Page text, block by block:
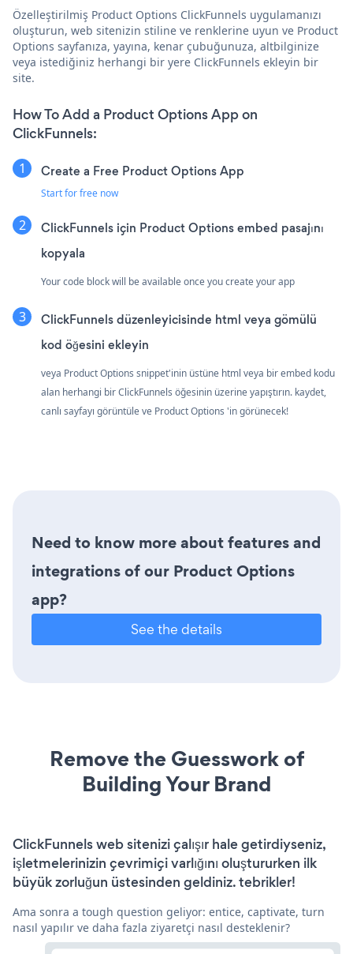
Özelleştirilmiş Product Options ClickFunnels uygulamanızı
oluşturun, web sitenizin stiline ve renklerine uyun ve Product
Options sayfanıza, yayına, kenar çubuğunuza, altbilginize
veya istediğiniz herhangi bir yere ClickFunnels ekleyin bir
site.
How To Add a Product Options App on
ClickFunnels:
Create a Free Product Options App
Start for free now
ClickFunnels için Product Options embed pasajını
kopyala
Your code block will be available once you create your app
ClickFunnels düzenleyicisinde html veya gömülü
kod öğesini ekleyin
veya Product Options snippet'inin üstüne html veya bir embed kodu
alan herhangi bir ClickFunnels öğesinin üzerine yapıştırın. kaydet,
canlı sayfayı görüntüle ve Product Options 'in görünecek!
Need to know more about features and
integrations of our Product Options
app?
See the details
Remove the Guesswork of
Building Your Brand
ClickFunnels web sitenizi çalışır hale getirdiyseniz,
işletmelerinizin çevrimiçi varlığını oluştururken ilk
büyük zorluğun üstesinden geldiniz. tebrikler!
Ama sonra a tough question geliyor: entice, captivate, turn
nasıl yapılır ve daha fazla ziyaretçi nasıl desteklenir?